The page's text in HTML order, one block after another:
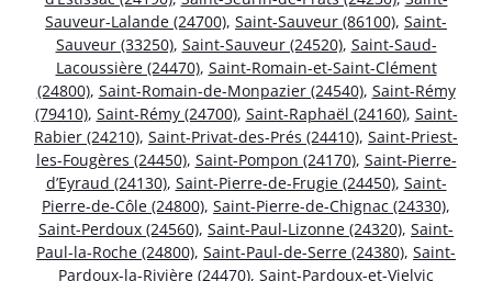
Sauveur-Lalande (24700), Saint-Sauveur (86100), Saint-
Sauveur (33250), Saint-Sauveur (24520), Saint-Saud-
Lacoussière (24470), Saint-Romain-et-Saint-Clément
(24800), Saint-Romain-de-Monpazier (24540), Saint-Rémy
(79410), Saint-Rémy (24700), Saint-Raphaël (24160), Saint-
Rabier (24210), Saint-Privat-des-Prés (24410), Saint-Priest-
les-Fougères (24450), Saint-Pompon (24170), Saint-Pierre-
d’Eyraud (24130), Saint-Pierre-de-Frugie (24450), Saint-
Pierre-de-Côle (24800), Saint-Pierre-de-Chignac (24330),
Saint-Perdoux (24560), Saint-Paul-Lizonne (24320), Saint-
Paul-la-Roche (24800), Saint-Paul-de-Serre (24380), Saint-
Pardoux-la-Rivière (24470), Saint-Pardoux-et-Vielvic